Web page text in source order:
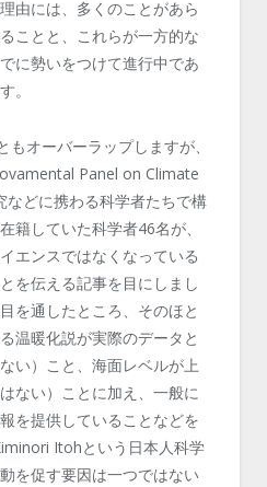
由には、多くのことがあら
ことと、これらが一方的な
に勢いをつけて進行中であ
。
もオーバーラップしますが、
Panel on Climate
などに携わる科学者たちで構
籍していた科学者46名が、
エンスではなくなっている
を伝える記事を目にしまし
を通したところ、そのほと
温暖化説が実際のデータと
い）こと、海面レベルが上
ない）ことに加え、一般に
を提供していることなどを
Itohという日本人科学
を促す要因は一つではない